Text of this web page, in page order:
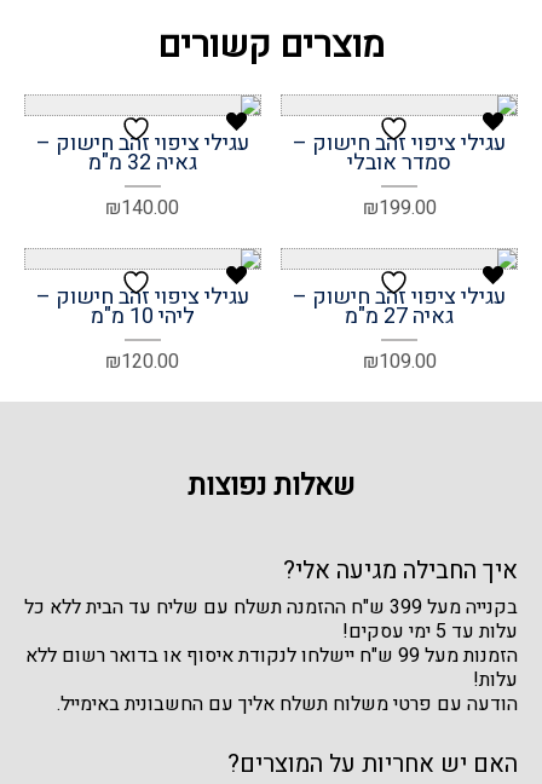
מוצרים קשורים
עגילי ציפוי זהב חישוק –
סמדר אובלי
₪199.00
עגילי ציפוי זהב חישוק –
גאיה 32 מ"מ
₪140.00
עגילי ציפוי זהב חישוק –
גאיה 27 מ"מ
₪109.00
עגילי ציפוי זהב חישוק –
ליהי 10 מ"מ
₪120.00
שאלות נפוצות
איך החבילה מגיעה אלי?
בקנייה מעל 399 ש"ח ההזמנה תשלח עם שליח עד הבית ללא כל
עלות עד 5 ימי עסקים!
הזמנות מעל 99 ש"ח יישלחו לנקודת איסוף או בדואר רשום ללא
עלות!
הודעה עם פרטי משלוח תשלח אליך עם החשבונית באימייל.
האם יש אחריות על המוצרים?